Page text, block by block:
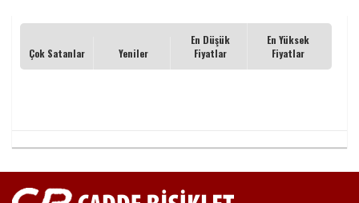
Çok Satanlar Yeniler
En Düşük
Fiyatlar
En Yüksek
Fiyatlar